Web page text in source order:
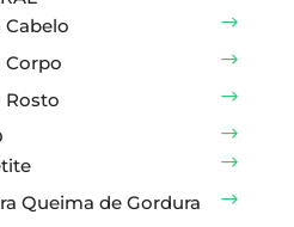
Corpo
Rosto
Queima de Gordura